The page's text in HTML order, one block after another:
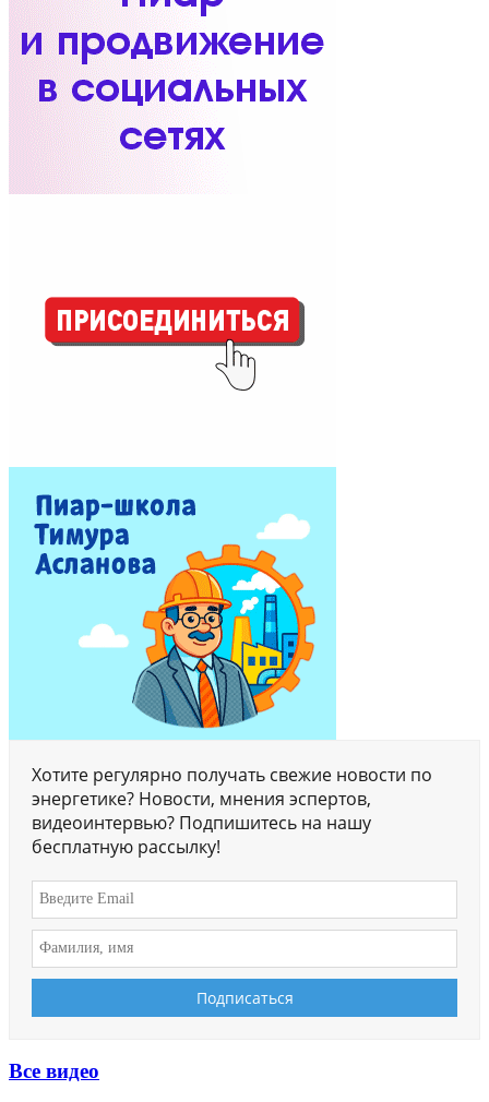
Хотите регулярно получать свежие новости по
энергетике? Новости, мнения эспертов,
видеоинтервью? Подпишитесь на нашу
бесплатную рассылку!
Все видео